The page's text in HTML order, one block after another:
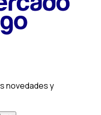
novedades y